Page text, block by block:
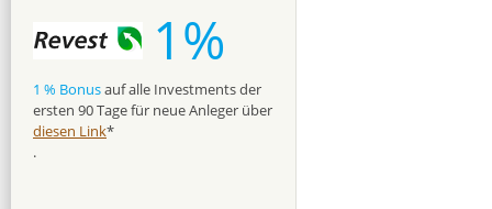
1%
1 % Bonusauf alle Investments der
ersten 90 Tage für neue Anleger über
diesen Link*
.